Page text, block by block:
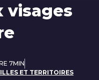
visages
7MIN
ET TERRITOIRES